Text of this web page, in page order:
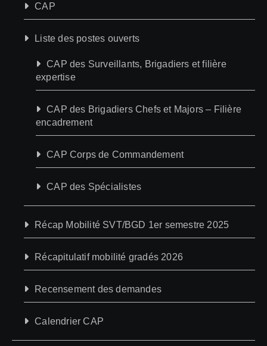
CAP
Liste des postes ouverts
CAP des Surveillants, Brigadiers et filière
expertise
CAP des Brigadiers Chefs et Majors – Filière
encadrement
CAP Corps de Commandement
CAP des Spécialistes
Récap Mobilité SVT/BGD 1er semestre 2025
Récapitulatif mobilité gradés 2026
Recensement des demandes
Calendrier CAP